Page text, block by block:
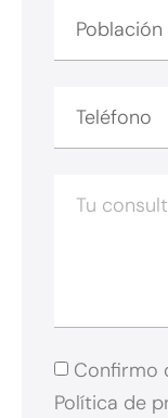
Confirmo
Política de